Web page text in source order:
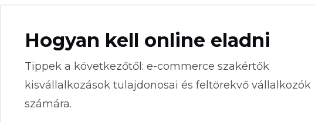
Hogyan kell online eladni
Tippek a következőtől: e-commerce szakértők
kisvállalkozások tulajdonosai és feltörekvő vállalkozók
számára.